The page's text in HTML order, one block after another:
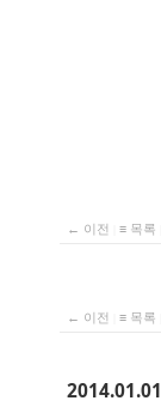
← 이전 ≡ 목록
← 이전 ≡ 목록
2014.01.01